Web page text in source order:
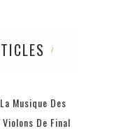
Musique Des
De Final